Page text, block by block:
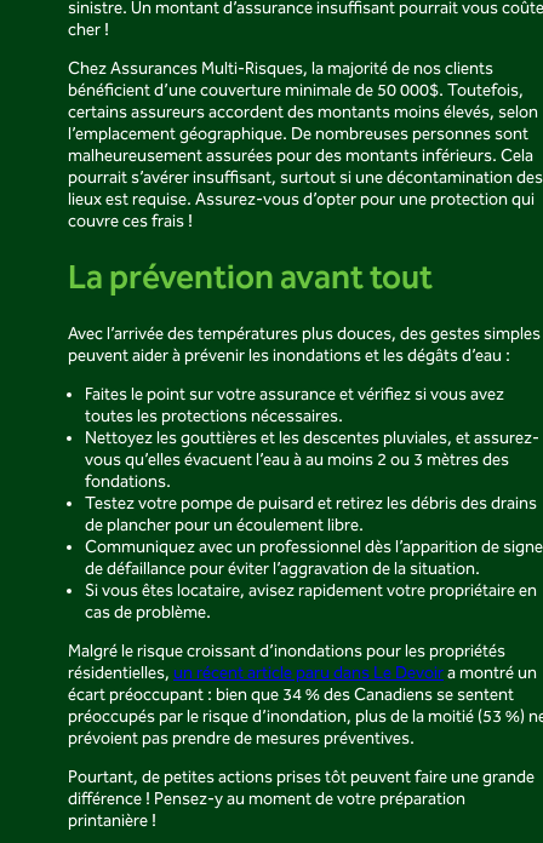
sinistre. Un montant d’assurance insuffisant pourrait vous
cher !
Chez Assurances Multi-Risques, la majorité de nos clients
bénéficient d’une couverture minimale de 50 000$. Toutefois,
certains assureurs accordent des montants moins élevés, selon
l’emplacement géographique. De nombreuses personnes sont
malheureusement assurées pour des montants inférieurs. Cela
pourrait s’avérer insuffisant, surtout si une décontamination des
lieux est requise. Assurez-vous d’opter pour une protection qui
couvre ces frais !
La prévention avant tout
Avec l’arrivée des températures plus douces, des gestes simples
peuvent aider à prévenir les inondations et les dégâts d’eau :
Faites le point sur votre assurance et vérifiez si vous avez
toutes les protections nécessaires.
Nettoyez les gouttières et les descentes pluviales, et assurez-
vous qu’elles évacuent l’eau à au moins 2 ou 3 mètres des
fondations.
Testez votre pompe de puisard et retirez les débris des drains
de plancher pour un écoulement libre.
Communiquez avec un professionnel dès l’apparition de
de défaillance pour éviter l’aggravation de la situation.
Si vous êtes locataire, avisez rapidement votre propriétaire en
cas de problème.
Malgré le risque croissant d’inondations pour les propriétés
résidentielles, un récent article paru dans Le Devoira montré un
écart préoccupant : bien que 34 % des Canadiens se sentent
préoccupés par le risque d’inondation, plus de la moitié (53 %)
prévoient pas prendre de mesures préventives.
Pourtant, de petites actions prises tôt peuvent faire une grande
différence ! Pensez-y au moment de votre préparation
printanière !